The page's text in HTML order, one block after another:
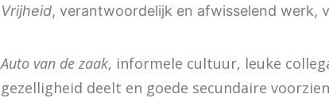
Vrijheid, verantwoordelijk en afwisselend werk,
Auto van de zaak, informele cultuur, leuke
gezelligheid deelt en goede secundaire